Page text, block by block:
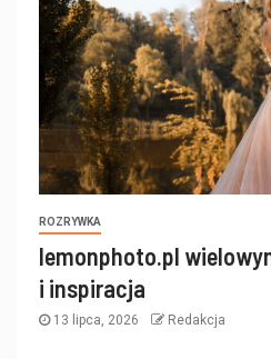
ROZRYWKA
lemonphoto.pl
i inspiracja
13 lipca, 2026 Redakcja